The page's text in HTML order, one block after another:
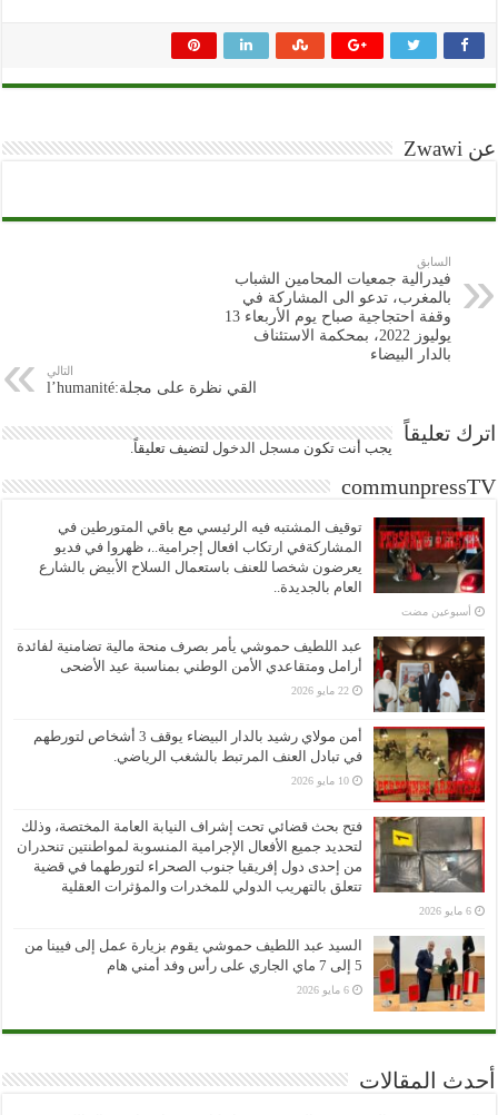
عن Zwawi
السابق
فيدرالية جمعيات المحامين الشباب
بالمغرب، تدعو الى المشاركة في
وقفة احتجاجية صباح يوم الأربعاء 13
يوليوز 2022، بمحكمة الاستئناف
بالدار البيضاء
التالي
القي نظرة على مجلة:l’humanité
اترك تعليقاً
يجب أنت تكون مسجل الدخول لتضيف تعليقاً.
communpressTV
توقيف المشتبه فيه الرئيسي مع باقي المتورطين في
المشاركةفي ارتكاب افعال إجرامية..، ظهروا في فديو
يعرضون شخصا للعنف باستعمال السلاح الأبيض بالشارع
العام بالجديدة..
‏أسبوعين مضت
عبد اللطيف حموشي يأمر بصرف منحة مالية تضامنية لفائدة
أرامل ومتقاعدي الأمن الوطني بمناسبة عيد الأضحى
22 مايو 2026
أمن مولاي رشيد بالدار البيضاء يوقف 3 أشخاص لتورطهم
في تبادل العنف المرتبط بالشغب الرياضي.
10 مايو 2026
فتح بحث قضائي تحت إشراف النيابة العامة المختصة، وذلك
لتحديد جميع الأفعال الإجرامية المنسوبة لمواطنتين تنحدران
من إحدى دول إفريقيا جنوب الصحراء لتورطهما في قضية
تتعلق بالتهريب الدولي للمخدرات والمؤثرات العقلية
6 مايو 2026
السيد عبد اللطيف حموشي يقوم بزيارة عمل إلى فيينا من
5 إلى 7 ماي الجاري على رأس وفد أمني هام
6 مايو 2026
أحدث المقالات